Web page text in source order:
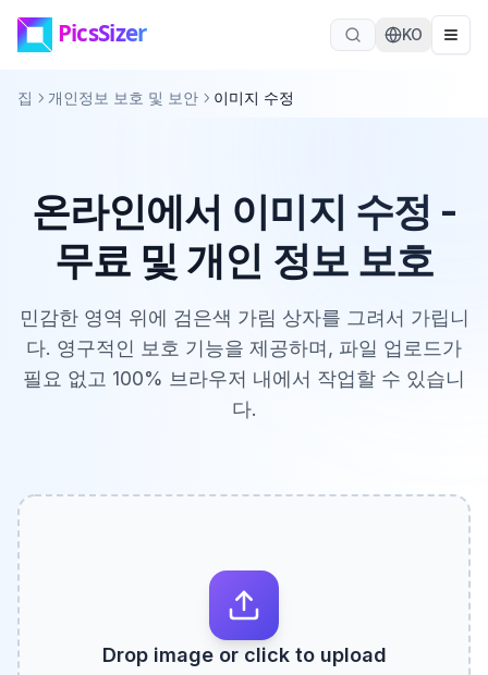
본문으로 바로가기
KO
집 개인정보 보호 및 보안 이미지 수정
온라인에서 이미지 수정 -
무료 및 개인 정보 보호
민감한 영역 위에 검은색 가림 상자를 그려서 가립니
다. 영구적인 보호 기능을 제공하며, 파일 업로드가
필요 없고 100% 브라우저 내에서 작업할 수 있습니
다.
Drop image or click to upload